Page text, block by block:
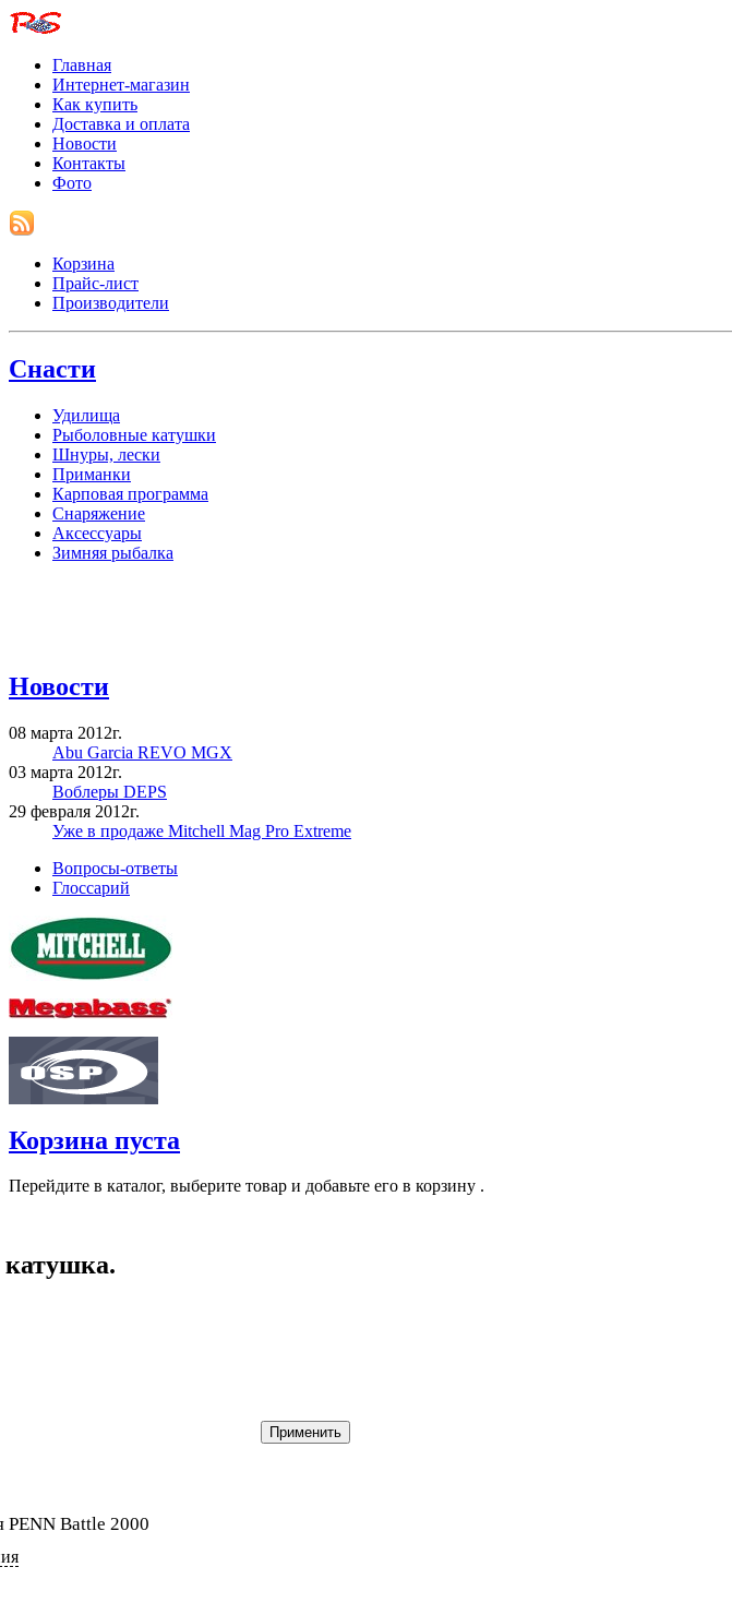
Главная
Интернет-магазин
Как купить
Доставка и оплата
Новости
Контакты
Фото
Корзина
Прайс-лист
Производители
Снасти
Удилища
Рыболовные катушки
Шнуры, лески
Приманки
Карповая программа
Снаряжение
Аксессуары
Зимняя рыбалка
Новости
08 марта 2012г.
Abu Garcia REVO MGX
03 марта 2012г.
Воблеры DEPS
29 февраля 2012г.
Уже в продаже Mitchell Mag Pro Extreme
Вопросы-ответы
Глоссарий
Корзина пуста
Перейдите в каталог, выберите товар и добавьте его в корзину .
катушка.
PENN Battle 2000